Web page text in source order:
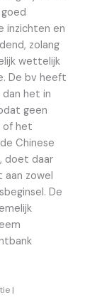
inzichten en
zolang
wettelijk
De bv heeft
het in
geen
of het
Chinese
doet daar
zowel
De
|